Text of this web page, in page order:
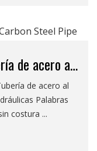
de acero al
de acero al
Palabras
costura ...